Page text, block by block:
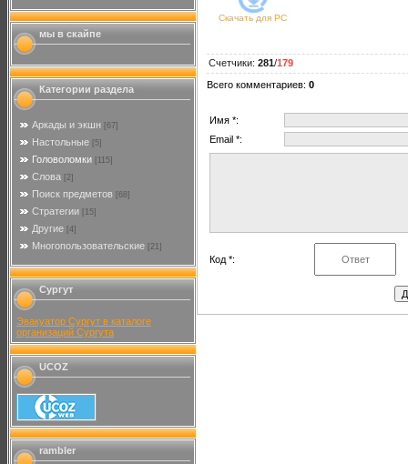
мы в скайпе
Категории раздела
Аркады и экшн [67]
Настольные [5]
Головоломки [115]
Слова [2]
Поиск предметов [68]
Стратегии [15]
Другие [4]
Многопользовательские [21]
Сургут
Эвакуатор Сургут в каталоге
организаций Сургута
UCOZ
rambler
Скачать для PC
Счетчики: 281/179
Всего комментариев: 0
Имя *:
Email *:
Код *: